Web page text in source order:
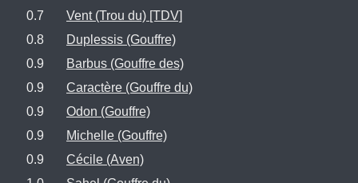
0.7
Vent (Trou du) [TDV]
0.8
Duplessis (Gouffre)
0.9
Barbus (Gouffre des)
0.9
Caractère (Gouffre du)
0.9
Odon (Gouffre)
0.9
Michelle (Gouffre)
0.9
Cécile (Aven)